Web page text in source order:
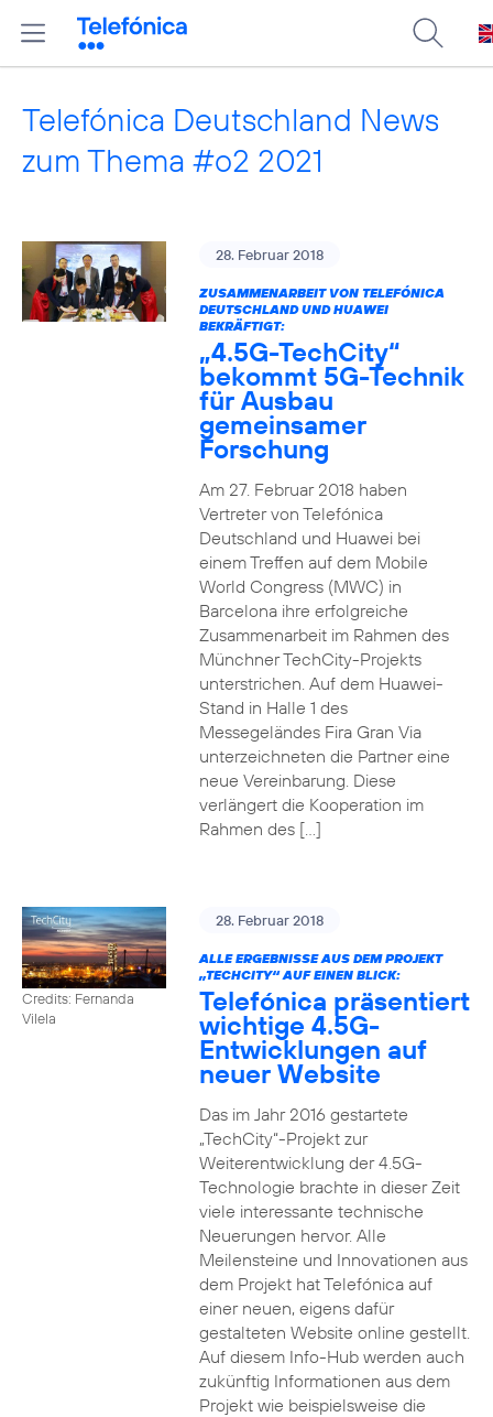
Telefónica Deutschland News
zum Thema #o2 2021
28. Februar 2018
ZUSAMMENARBEIT VON TELEFÓNICA
DEUTSCHLAND UND HUAWEI
BEKRÄFTIGT:
„4.5G-TechCity“
bekommt 5G-Technik
für Ausbau
gemeinsamer
Forschung
Am 27. Februar 2018 haben
Vertreter von Telefónica
Deutschland und Huawei bei
einem Treffen auf dem Mobile
World Congress (MWC) in
Barcelona ihre erfolgreiche
Zusammenarbeit im Rahmen des
Münchner TechCity-Projekts
unterstrichen. Auf dem Huawei-
Stand in Halle 1 des
Messegeländes Fira Gran Via
unterzeichneten die Partner eine
neue Vereinbarung. Diese
verlängert die Kooperation im
Rahmen des […]
Credits: Fernanda
Vilela
28. Februar 2018
ALLE ERGEBNISSE AUS DEM PROJEKT
„TECHCITY“ AUF EINEN BLICK:
Telefónica präsentiert
wichtige 4.5G-
Entwicklungen auf
neuer Website
Das im Jahr 2016 gestartete
„TechCity“-Projekt zur
Weiterentwicklung der 4.5G-
Technologie brachte in dieser Zeit
viele interessante technische
Neuerungen hervor. Alle
Meilensteine und Innovationen aus
dem Projekt hat Telefónica auf
einer neuen, eigens dafür
gestalteten Website online gestellt.
Auf diesem Info-Hub werden auch
zukünftig Informationen aus dem
Projekt wie beispielsweise die